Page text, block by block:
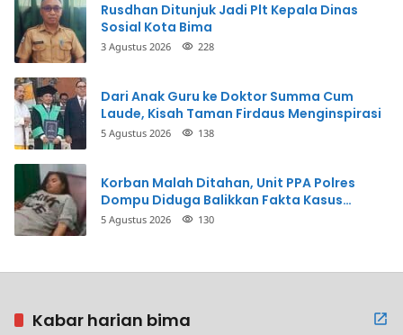
Rusdhan Ditunjuk Jadi Plt Kepala Dinas
Sosial Kota Bima
3 Agustus 2026 228
Dari Anak Guru ke Doktor Summa Cum
Laude, Kisah Taman Firdaus Menginspirasi
5 Agustus 2026 138
Korban Malah Ditahan, Unit PPA Polres
Dompu Diduga Balikkan Fakta Kasus
Penganiayaan
5 Agustus 2026 130
Kabar harian bima